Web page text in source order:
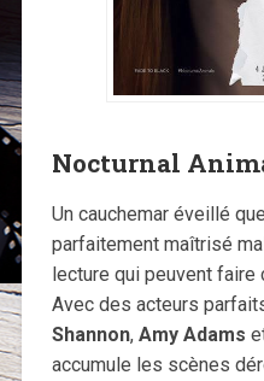
Nocturnal
Un cauchemar éveillé
parfaitement maîtrisé
lecture qui peuvent faire
Avec des acteurs
Shannon, Amy Adams
accumule les scènes